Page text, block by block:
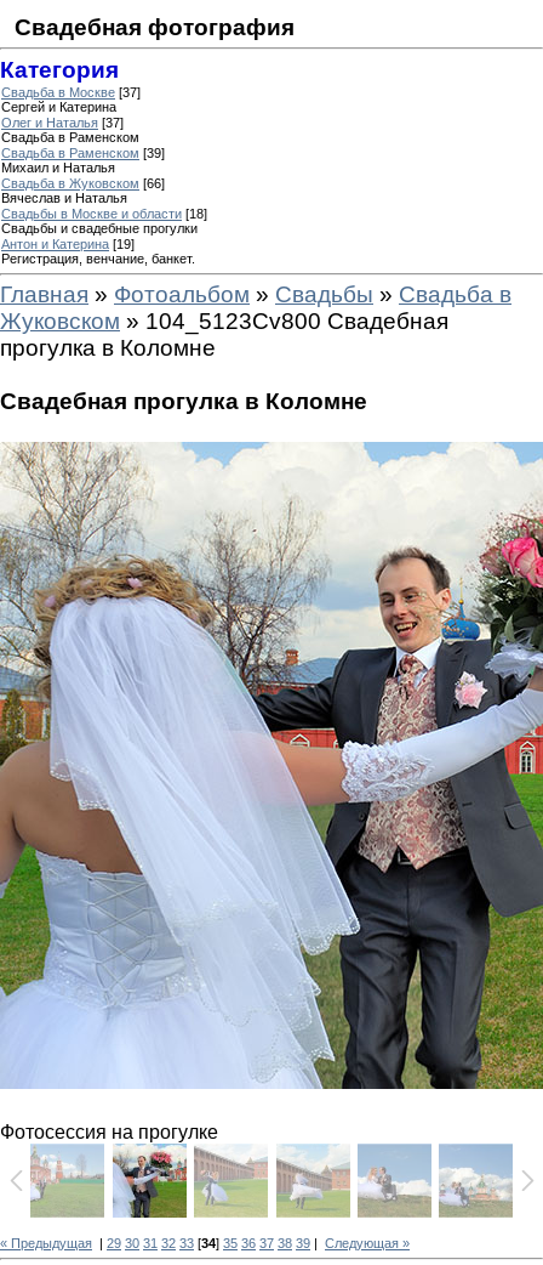
Свадебная фотография
Категория
Свадьба в Москве [37]
Сергей и Катерина
Олег и Наталья [37]
Свадьба в Раменском
Свадьба в Раменском [39]
Михаил и Наталья
Свадьба в Жуковском [66]
Вячеслав и Наталья
Свадьбы в Москве и области [18]
Свадьбы и свадебные прогулки
Антон и Катерина [19]
Регистрация, венчание, банкет.
Главная » Фотоальбом » Свадьбы » Свадьба в
Жуковском » 104_5123Cv800 Свадебная
прогулка в Коломне
Свадебная прогулка в Коломне
Фотосессия на прогулке
« Предыдущая 29 30 31 32 33 [34] 35 36 37 38 39 Следующая »